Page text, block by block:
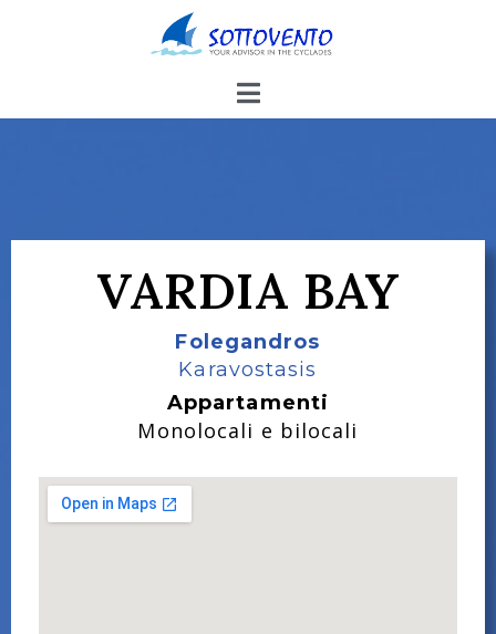
VARDIA BAY
Folegandros
Karavostasis
Appartamenti
Monolocali e bilocali